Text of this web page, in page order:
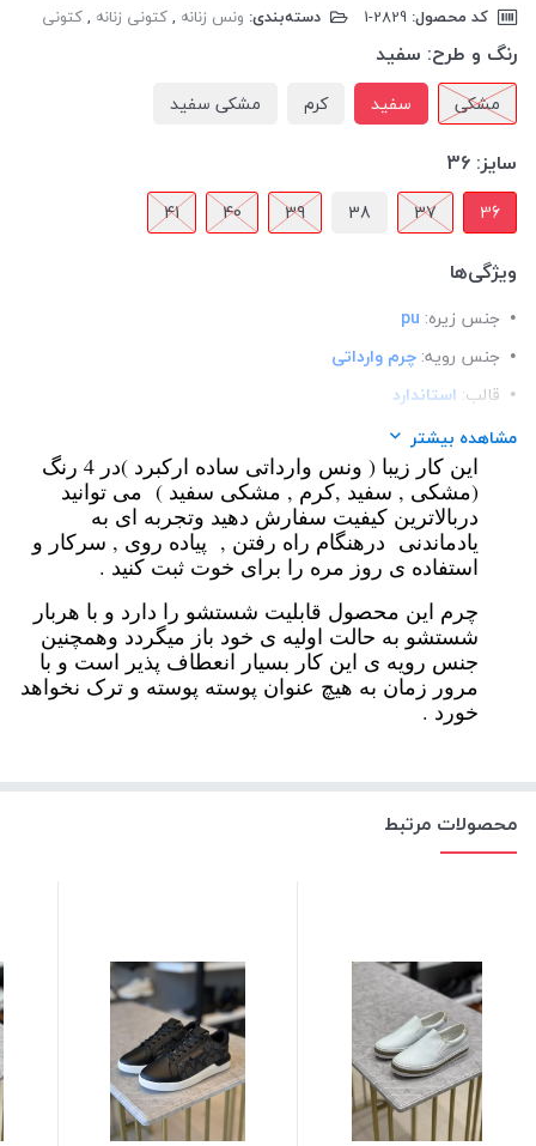
کد محصول: دسته‌بندی: ونس زنانه ,کتونی زنانه ,کتونی
رنگ و طرح: سفید
مشکی سفید کرم مشکی سفید
سایز: 36
36
37
38
39
40
41
ویژگی‌ها
جنس زیره: pu
جنس رویه: چرم وارداتی
قالب: استاندارد
کاربرد: روزمره و پیاده روی
کفی:طبی
مشاهده بیشتر
این کار زیبا ( ونس وارداتی ساده ارکبرد )در 4 رنگ
(مشکی , سفید ,کرم , مشکی سفید ) می توانید
دربالاترین کیفیت سفارش دهید وتجربه ای به
یادماندنی درهنگام راه رفتن , پیاده روی , سرکار و
استفاده ی روز مره را برای خوت ثبت کنید .
چرم این محصول قابلیت شستشو را دارد و با هربار
شستشو به حالت اولیه ی خود باز میگردد وهمچنین
جنس رویه ی این کار بسیار انعطاف پذیر است و با
مرور زمان به هیچ عنوان پوسته پوسته و ترک نخواهد
خورد .
محصولات مرتبط